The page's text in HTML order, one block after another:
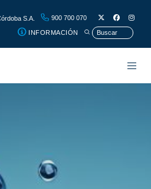
S.A. 900 700 070
INFORMACIÓN